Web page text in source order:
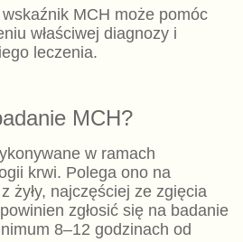
MCH może pomóc
właściwej diagnozy i
leczenia.
MCH?
w ramach
krwi. Polega ono na
żyły, najczęściej ze zgięcia
zgłosić się na badanie
8–12 godzinach od